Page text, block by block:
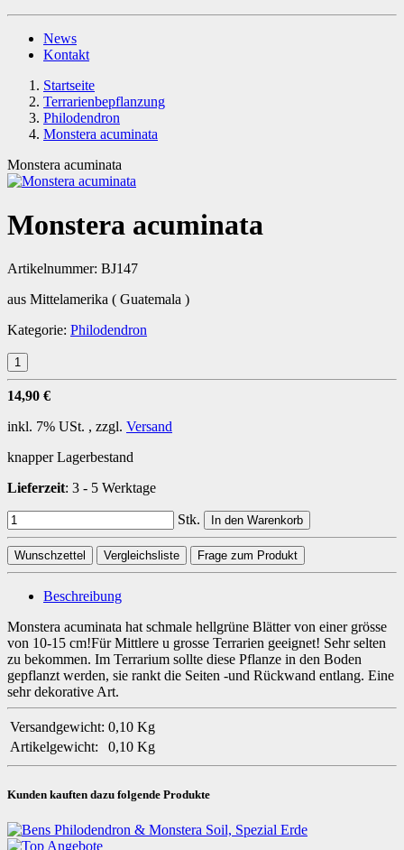
News
Kontakt
Startseite
Terrarienbepflanzung
Philodendron
Monstera acuminata
Monstera acuminata
Monstera acuminata
Artikelnummer: BJ147
aus Mittelamerika ( Guatemala )
Kategorie: Philodendron
14,90 €
inkl. 7% USt. , zzgl. Versand
knapper Lagerbestand
Lieferzeit: 3 - 5 Werktage
Stk. In den Warenkorb
Wunschzettel Vergleichsliste Frage zum Produkt
Beschreibung
Monstera acuminata hat schmale hellgrüne Blätter von einer grösse
von 10-15 cm!Für Mittlere u grosse Terrarien geeignet! Sehr selten
zu bekommen. Im Terrarium sollte diese Pflanze in den Boden
gepflanzt werden, sie rankt die Seiten -und Rückwand entlang. Eine
sehr dekorative Art.
Versandgewicht: 0,10 Kg
Artikelgewicht:
0,10 Kg
Kunden kauften dazu folgende Produkte